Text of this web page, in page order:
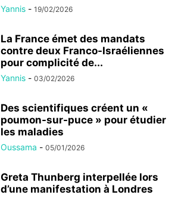
Yannis - 19/02/2026
La France émet des mandats
contre deux Franco-Israéliennes
pour complicité de...
Yannis - 03/02/2026
Des scientifiques créent un «
poumon-sur-puce » pour étudier
les maladies
Oussama - 05/01/2026
Greta Thunberg interpellée lors
d’une manifestation à Londres